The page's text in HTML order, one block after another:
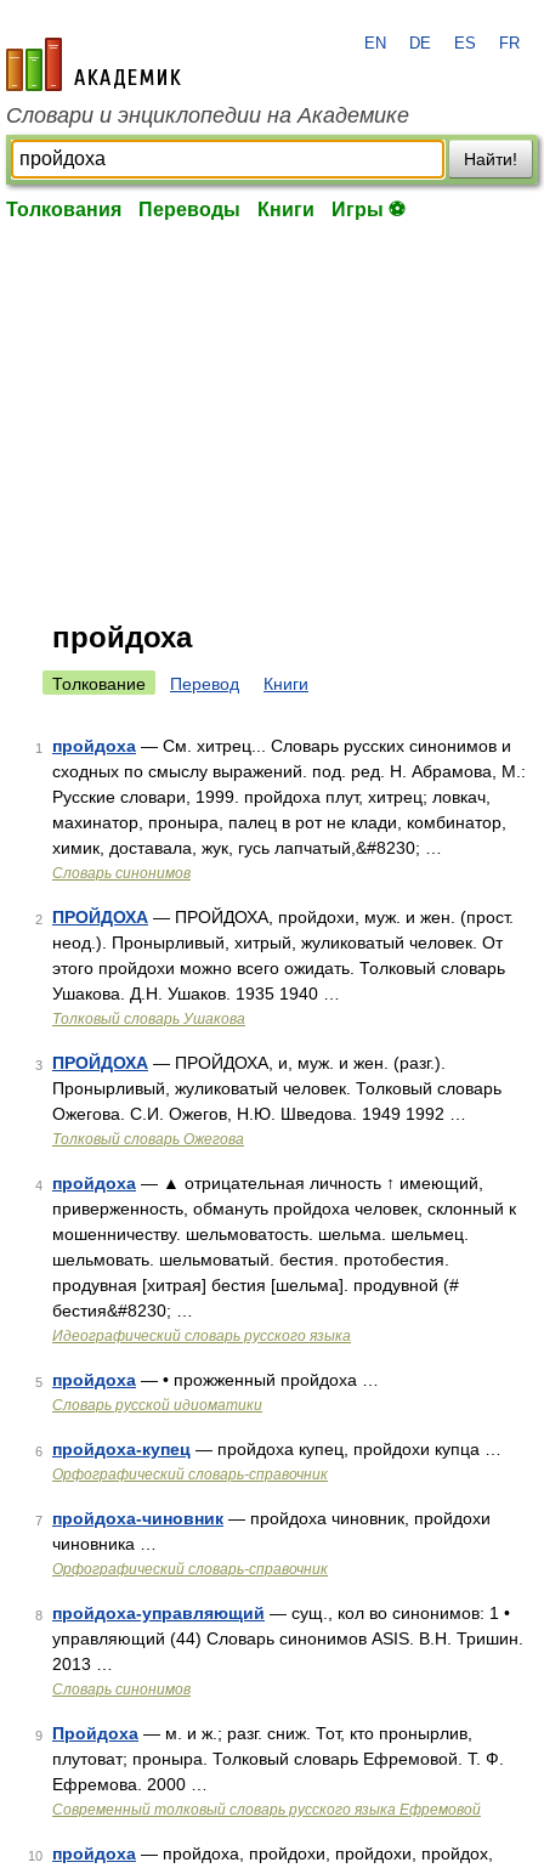
academic.ru
EN DE ES FR
Словари и энциклопедии на Академике
Найти!
Толкования Переводы Книги Игры ⚽
пройдоха
Толкование Перевод Книги
1 пройдоха — См. хитрец... Словарь русских синонимов и
сходных по смыслу выражений. под. ред. Н. Абрамова, М.:
Русские словари, 1999. пройдоха плут, хитрец; ловкач,
махинатор, проныра, палец в рот не клади, комбинатор,
химик, доставала, жук, гусь лапчатый,&#8230; …
Словарь синонимов
2 ПРОЙДОХА — ПРОЙДОХА, пройдохи, муж. и жен. (прост.
неод.). Пронырливый, хитрый, жуликоватый человек. От
этого пройдохи можно всего ожидать. Толковый словарь
Ушакова. Д.Н. Ушаков. 1935 1940 …
Толковый словарь Ушакова
3 ПРОЙДОХА — ПРОЙДОХА, и, муж. и жен. (разг.).
Пронырливый, жуликоватый человек. Толковый словарь
Ожегова. С.И. Ожегов, Н.Ю. Шведова. 1949 1992 …
Толковый словарь Ожегова
4 пройдоха — ▲ отрицательная личность ↑ имеющий,
приверженность, обмануть пройдоха человек, склонный к
мошенничеству. шельмоватость. шельма. шельмец.
шельмовать. шельмоватый. бестия. протобестия.
продувная [хитрая] бестия [шельма]. продувной (#
бестия&#8230; …
Идеографический словарь русского языка
5 пройдоха — • прожженный пройдоха …
Словарь русской идиоматики
6 пройдоха-купец — пройдоха купец, пройдохи купца …
Орфографический словарь-справочник
7 пройдоха-чиновник — пройдоха чиновник, пройдохи
чиновника …
Орфографический словарь-справочник
8 пройдоха-управляющий — сущ., кол во синонимов: 1 •
управляющий (44) Словарь синонимов ASIS. В.Н. Тришин.
2013 …
Словарь синонимов
9 Пройдоха — м. и ж.; разг. сниж. Тот, кто пронырлив,
плутоват; проныра. Толковый словарь Ефремовой. Т. Ф.
Ефремова. 2000 …
Современный толковый словарь русского языка Ефремовой
10 пройдоха — пройдоха, пройдохи, пройдохи, пройдох,